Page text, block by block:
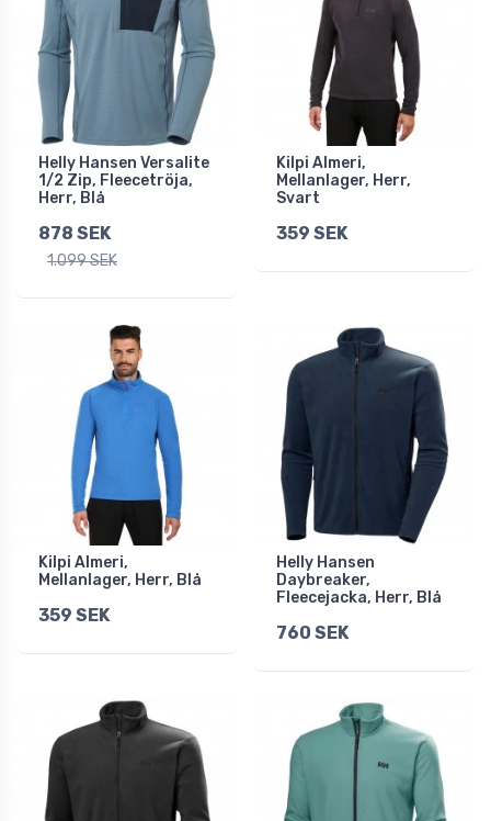
Helly Hansen Versalite
1/2 Zip, Fleecetröja,
Herr, Blå
878 SEK
1.099 SEK
Kilpi Almeri,
Mellanlager, Herr,
Svart
359 SEK
Kilpi Almeri,
Mellanlager, Herr, Blå
359 SEK
Helly Hansen
Daybreaker,
Fleecejacka, Herr, Blå
760 SEK